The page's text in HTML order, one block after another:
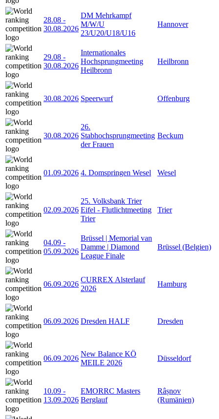
28.08 -
30.08.2026
DM Mehrkampf
M/W/U
23/U20/U18/U16
Hannover
29.08 -
30.08.2026
Internationales
Hochsprungmeeting
Heilbronn
Heilbronn
30.08.2026 Speerwurf Offenburg
30.08.2026
26.
Stabhochsprungmeeting
der Frauen
Beckum
01.09.2026 4. Domspringen Wesel Wesel
02.09.2026
25. Volksbank Trier
Eifel - Flutlichtmeeting
Trier
Trier
04.09 -
05.09.2026
Brüssel | Memorial van
Damme | Diamond
League Finale
Brüssel (Belgien)
06.09.2026
CURREX Alsterlauf
2026
Hamburg
06.09.2026 Dresden HALF Dresden
06.09.2026
New Balance KÖ
MEILE 2026
Düsseldorf
10.09 -
13.09.2026
EMORRC Masters
Berglauf
Râșnov
(Rumänien)